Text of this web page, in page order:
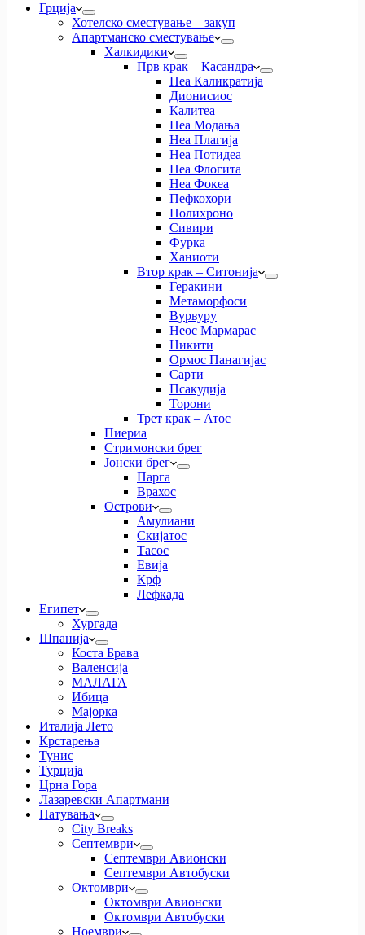
Грција
Хотелско сместување – закуп
Апартманско сместување
Халкидики
Прв крак – Касандра
Неа Каликратија
Дионисиос
Калитеа
Неа Модања
Неа Плагија
Неа Потидеа
Неа Флогита
Неа Фокеа
Пефкохори
Полихроно
Сивири
Фурка
Ханиоти
Втор крак – Ситонија
Геракини
Метаморфоси
Вурвуру
Неос Мармарас
Никити
Ормос Панагијас
Сарти
Псакудија
Торони
Трет крак – Атос
Пиериа
Стримонски брег
Јонски брег
Парга
Врахос
Острови
Амулиани
Скијатос
Тасос
Евија
Крф
Лефкада
Египет
Хургада
Шпанија
Коста Брава
Валенсија
МАЛАГА
Ибица
Мајорка
Италија Лето
Крстарења
Тунис
Турција
Црна Гора
Лазаревски Апартмани
Патувања
City Breaks
Септември
Септември Авионски
Септември Автобуски
Октомври
Октомври Авионски
Октомври Автобуски
Ноември